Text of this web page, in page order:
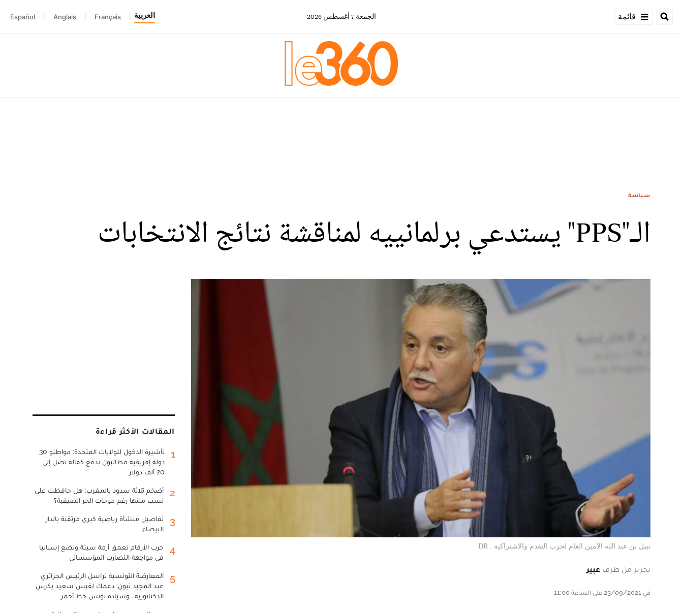
قائمة الجمعة 7 أغسطس 2026 العربية Français
Anglais
Español
سياسة
الـ"PPS" يستدعي برلمانييه لمناقشة نتائج الانتخابات
نبيل بن عبد الله الأمين العام لحزب التقدم والاشتراكية . DR
تحرير من طرف عبير
في 23/09/2021 على الساعة 11:00
المقالات الأكثر قراءة
1
تأشيرة الدخول للولايات المتحدة: مواطنو 30
دولة إفريقية مطالبون بدفع كفالة تصل إلى
20 ألف دولار
2
أضخم ثلاثة سدود بالمغرب: هل حافظت على
نسب ملئها رغم موجات الحر الصيفية؟
3
تفاصيل منشأة رياضية كبرى مرتقبة بالدار
البيضاء
4
حرب الأرقام تعمق أزمة سبتة وتضع إسبانيا
في مواجهة التضارب المؤسساتي
5
المعارضة التونسية تراسل الرئيس الجزائري
عبد المجيد تبون: دعمك لقيس سعيد يكرس
الدكتاتورية.. وسيادة تونس خط أحمر